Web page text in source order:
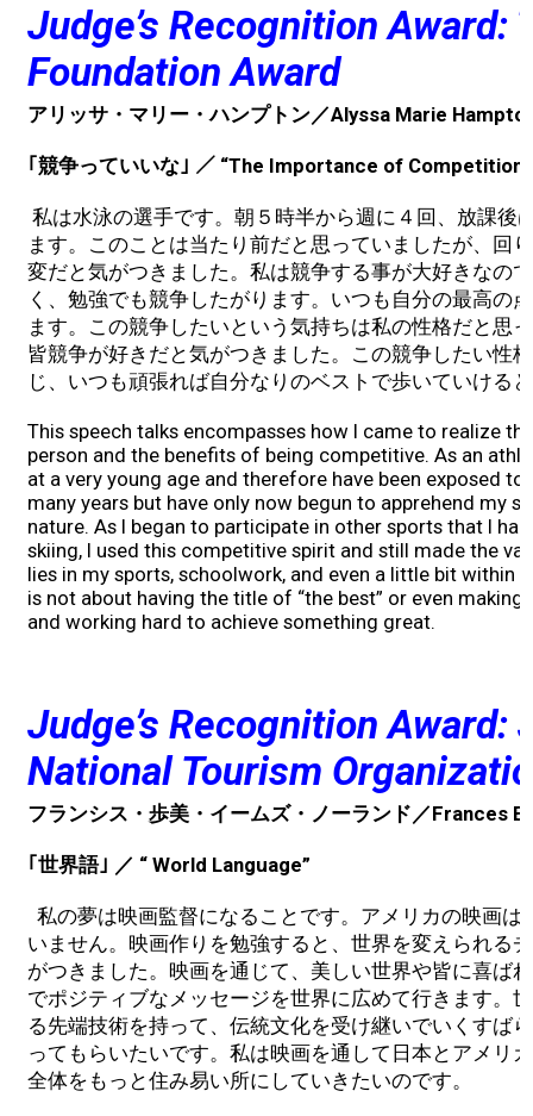
Judge’s Recognition Award:
Foundation Award
アリッサ・マリー・ハンプトン／Alyssa Marie
｢競争っていいな｣ ／ “The Importance of Competition”
私は水泳の選手です。朝５時半から週に４回、放課後
ます。このことは当たり前だと思っていましたが、回
変だと気がつきました。私は競争する事が大好きなの
く、勉強でも競争したがります。いつも自分の最高の
ます。この競争したいという気持ちは私の性格だと思
皆競争が好きだと気がつきました。この競争したい性
じ、いつも頑張れば自分なりのベストで歩いていける
This speech talks encompasses how I came to realize
person and the benefits of being competitive. As an
at a very young age and therefore have been exposed
many years but have only now begun to apprehend my
nature. As I began to participate in other sports that I
skiing, I used this competitive spirit and still made the
lies in my sports, schoolwork, and even a little bit within
is not about having the title of “the best” or even making
and working hard to achieve something great.
Judge’s Recognition Award:
National Tourism
フランシス・歩美・イームズ・ノーランド／Frances
｢世界語｣ ／ “ World Language”
私の夢は映画監督になることです。アメリカの映画は
いません。映画作りを勉強すると、世界を変えられる
がつきました。映画を通じて、美しい世界や皆に喜ば
でポジティブなメッセージを世界に広めて行きます。
る先端技術を持って、伝統文化を受け継いでいくすば
ってもらいたいです。私は映画を通して日本とアメリ
全体をもっと住み易い所にしていきたいのです。